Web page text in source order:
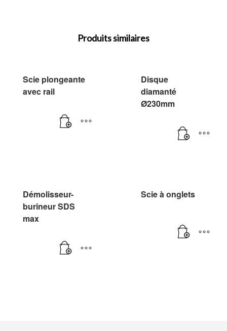
Produits similaires
Scie plongeante
avec rail
Disque
diamanté
Ø230mm
Démolisseur-
burineur SDS
max
Scie à onglets